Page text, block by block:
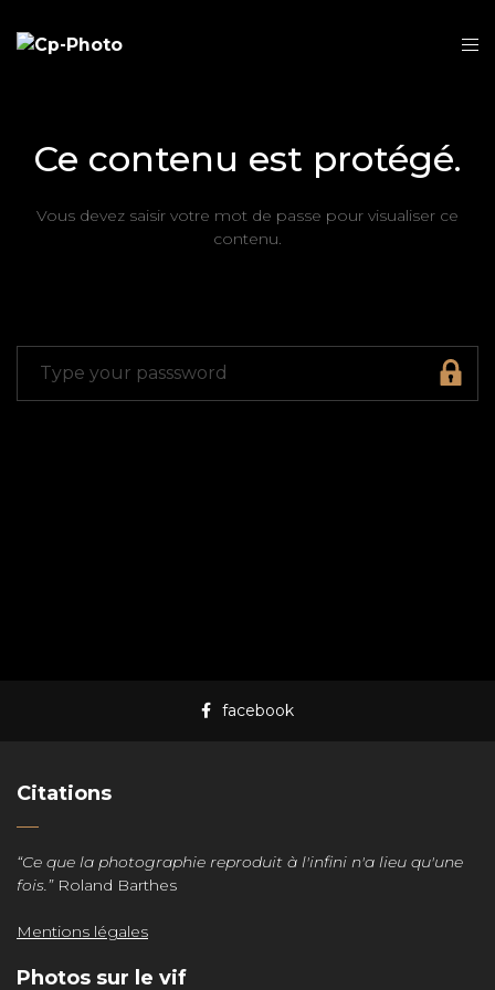
Ce contenu est protégé.
Vous devez saisir votre mot de passe pour visualiser ce
contenu.
facebook
Citations
“Ce que la photographie reproduit à l'infini n'a lieu qu'une
fois.” Roland Barthes
Mentions légales
Photos sur le vif